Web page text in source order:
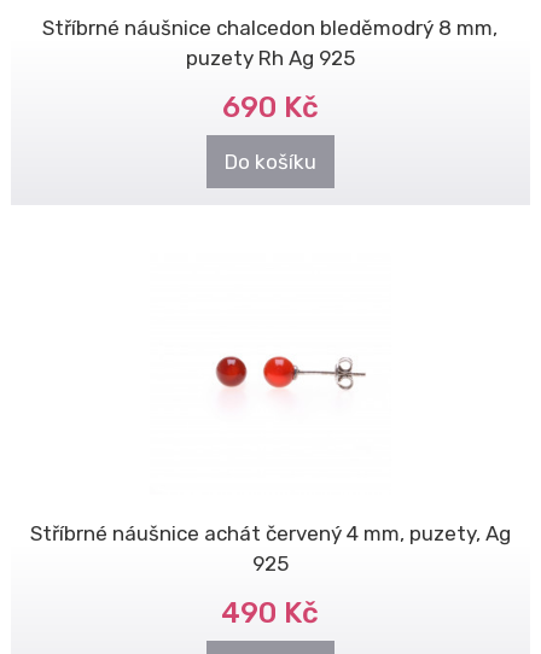
Stříbrné náušnice chalcedon bleděmodrý 8 mm,
puzety Rh Ag 925
690 Kč
Do košíku
Stříbrné náušnice achát červený 4 mm, puzety, Ag
925
490 Kč